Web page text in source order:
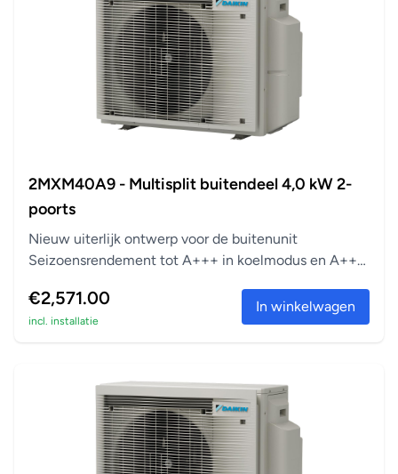
2MXM40A9 - Multisplit buitendeel 4,0 kW 2-
poorts
Nieuw uiterlijk ontwerp voor de buitenunit
Seizoensrendement tot A+++ in koelmodus en A++
€2,571.00
incl. installatie
In winkelwagen